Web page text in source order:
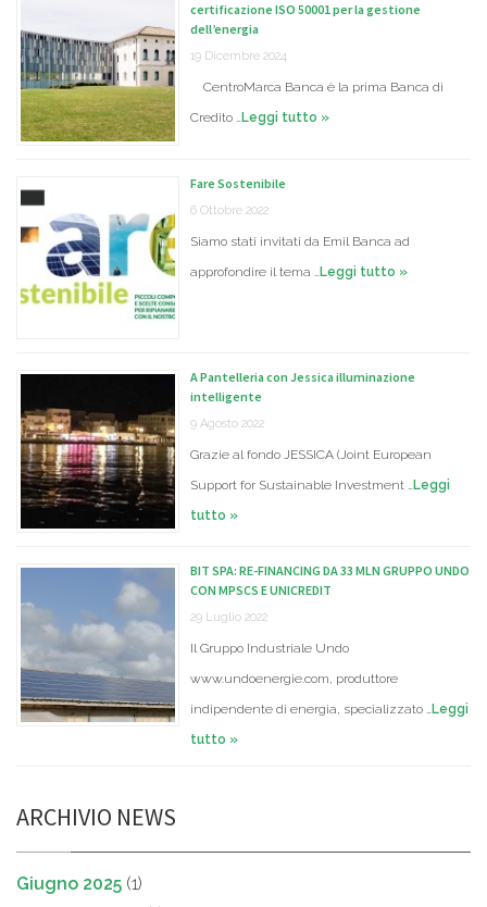
certificazione ISO 50001 per la gestione
dell’energia
19 Dicembre 2024
CentroMarca Banca è la prima Banca di
Credito …Leggi tutto »
Fare Sostenibile
6 Ottobre 2022
Siamo stati invitati da Emil Banca ad
approfondire il tema …Leggi tutto »
A Pantelleria con Jessica illuminazione
intelligente
9 Agosto 2022
Grazie al fondo JESSICA (Joint European
Support for Sustainable Investment …Leggi
tutto »
BIT SPA: RE-FINANCING DA 33 MLN GRUPPO UNDO
CON MPSCS E UNICREDIT
29 Luglio 2022
Il Gruppo Industriale Undo
www.undoenergie.com, produttore
indipendente di energia, specializzato …Leggi
tutto »
ARCHIVIO NEWS
Giugno 2025 (1)